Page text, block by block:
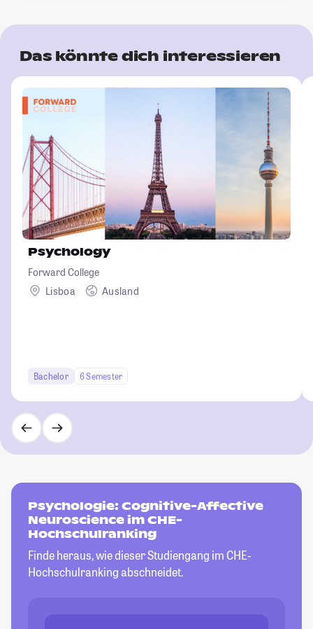
Das könnte dich interessieren
Psychology
Forward College
Lisboa
Ausland
Bachelor 6 Semester
Psychologie: Cognitive-Affective
Neuroscience im CHE-
Hochschulranking
Finde heraus, wie dieser Studiengang im CHE-
Hochschulranking abschneidet.